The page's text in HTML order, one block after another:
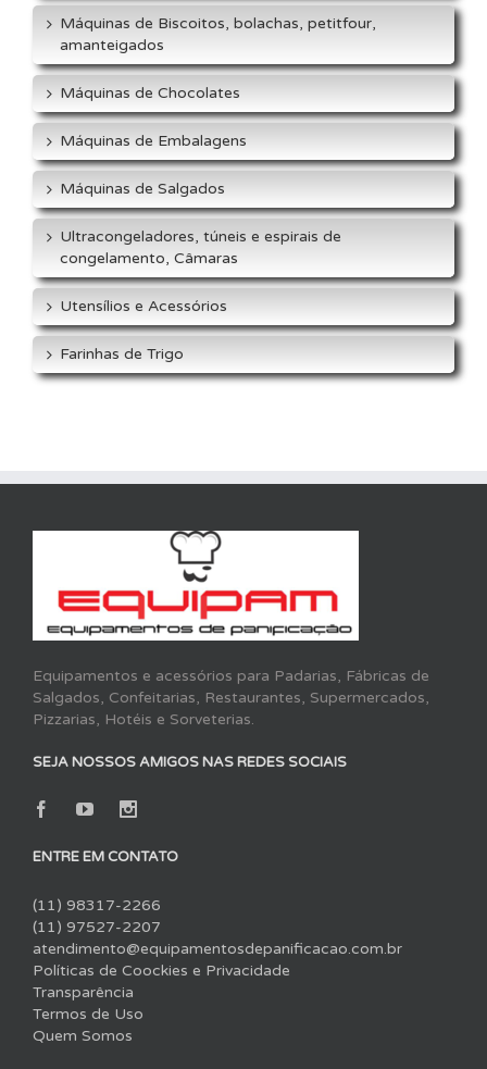
Máquinas de Biscoitos, bolachas, petitfour,
amanteigados
Máquinas de Chocolates
Máquinas de Embalagens
Máquinas de Salgados
Ultracongeladores, túneis e espirais de
congelamento, Câmaras
Utensílios e Acessórios
Farinhas de Trigo
Equipamentos e acessórios para Padarias, Fábricas de
Salgados, Confeitarias, Restaurantes, Supermercados,
Pizzarias, Hotéis e Sorveterias.
SEJA NOSSOS AMIGOS NAS REDES SOCIAIS
ENTRE EM CONTATO
(11) 98317-2266
(11) 97527-2207
atendimento@equipamentosdepanificacao.com.br
Políticas de Coockies e Privacidade
Transparência
Termos de Uso
Quem Somos